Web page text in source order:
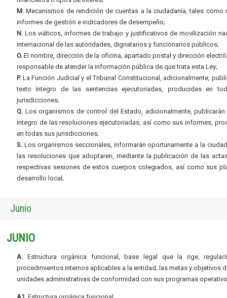
M. Mecanismos de rendición de cuentas a la ciudadanía, tales como
informes de gestión e indicadores de desempeño;
N. Los viáticos, informes de trabajo y justificativos de movilización
internacional de las autoridades, dignatarios y funcionarios públicos;
O. El nombre, dirección de la oficina, apartado postal y dirección
responsable de atender la información pública de que trata esta Ley;
P. La Función Judicial y el Tribunal Constitucional, adicionalmente,
texto íntegro de las sentencias ejecutoriadas, producidas en
jurisdicciones;
Q. Los organismos de control del Estado, adicionalmente, publicarán
íntegro de las resoluciones ejecutoriadas, así como sus informes,
en todas sus jurisdicciones;
S. Los organismos seccionales, informarán oportunamente a la
las resoluciones que adoptaren, mediante la publicación de las
respectivas sesiones de estos cuerpos colegiados, así como sus
desarrollo local;
Junio
JUNIO
A. Estructura orgánica funcional, base legal que la rige,
procedimientos internos aplicables a la entidad; las metas y objetivos
unidades administrativas de conformidad con sus programas